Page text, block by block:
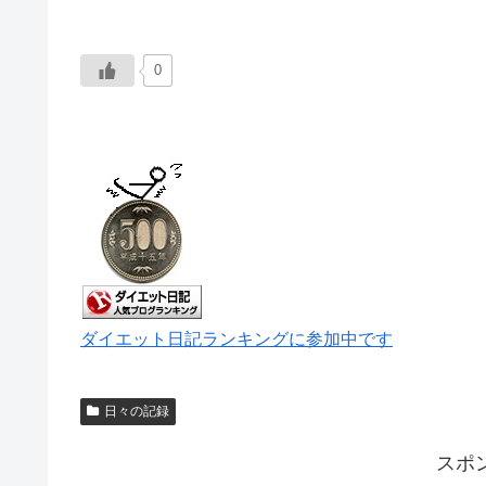
0
ダイエット日記ランキングに参加中です
日々の記録
スポ